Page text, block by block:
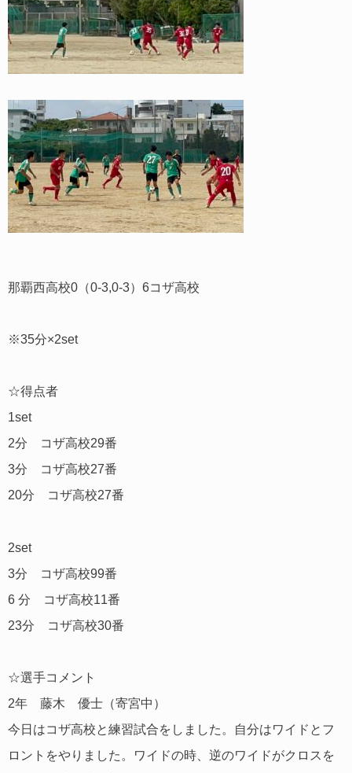
那覇西高校0（0-3,0-3）6コザ高校
※35分×2set
☆得点者
1set
2分 コザ高校29番
3分 コザ高校27番
20分 コザ高校27番
2set
3分 コザ高校99番
6 分 コザ高校11番
23分 コザ高校30番
☆選手コメント
2年 藤木 優士（寄宮中）
今日はコザ高校と練習試合をしました。自分はワイドとフ
ロントをやりました。ワイドの時、逆のワイドがクロスを